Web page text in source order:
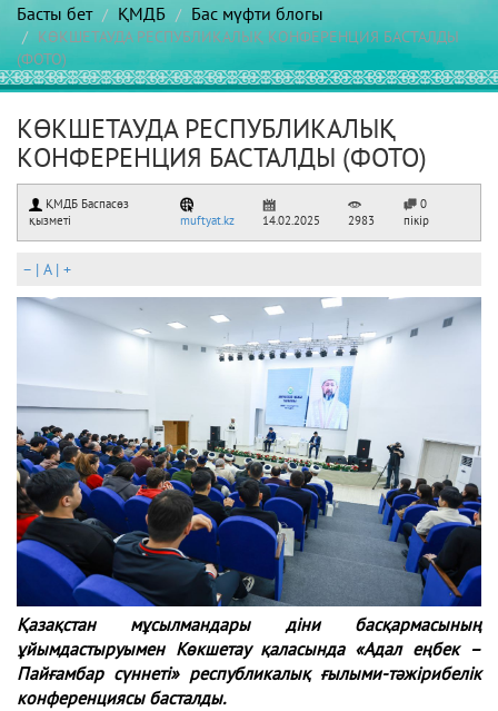
Басты бет ҚМДБ Бас мүфти блогы
КӨКШЕТАУДА РЕСПУБЛИКАЛЫҚ КОНФЕРЕНЦИЯ БАСТАЛДЫ
(ФОТО)
КӨКШЕТАУДА РЕСПУБЛИКАЛЫҚ
КОНФЕРЕНЦИЯ БАСТАЛДЫ (ФОТО)
ҚМДБ Баспасөз
қызметі
muftyat.kz 14.02.2025 2983
0
пікір
– | A| +
Қазақстан мұсылмандары діни басқармасының
ұйымдастыруымен Көкшетау қаласында «Адал еңбек –
Пайғамбар сүннеті» республикалық ғылыми-тәжірибелік
конференциясы басталды.